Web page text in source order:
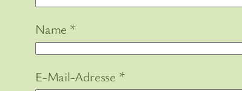
Name *
E-Mail-Adresse *